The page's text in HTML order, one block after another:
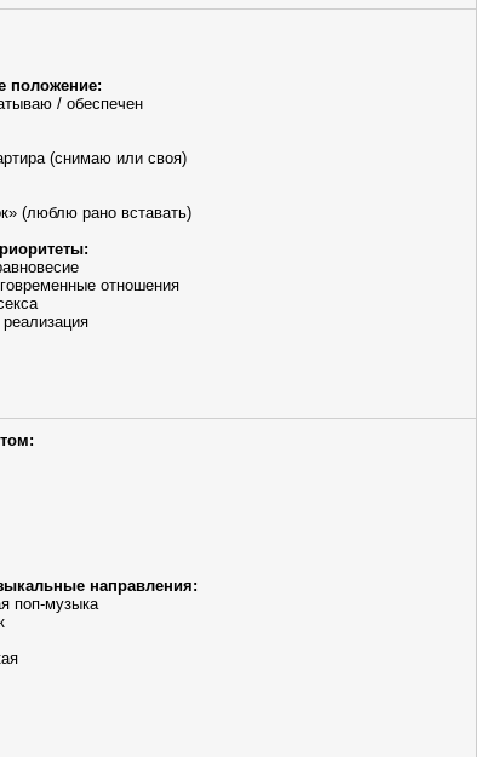
положение:
/ обеспечен
(снимаю или своя)
(люблю рано вставать)
отношения
направления:
поп-музыка